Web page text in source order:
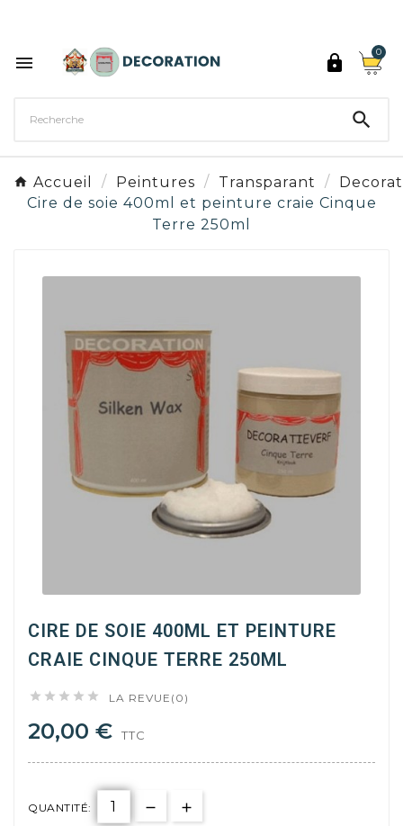
 
0

Accueil Peintures Transparant
Cire de soie 400ml et peinture craie Cinque
Terre 250ml
CIRE DE SOIE 400ML ET PEINTURE
CRAIE CINQUE TERRE 250ML
     LA REVUE(0)
20,00 € TTC
QUANTITÉ: